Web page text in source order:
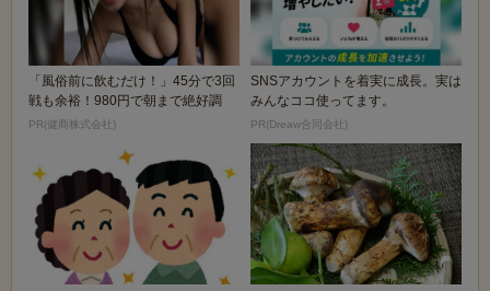
「風俗前に飲むだけ！」45分で3回
戦も余裕！980円で朝まで絶好調
PR(健商株式会社)
SNSアカウントを着実に成長。実は
みんなココ使ってます。
PR(Dreaw合同会社)